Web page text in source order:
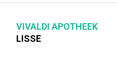
VIVALDI APOTHEEK
LISSE